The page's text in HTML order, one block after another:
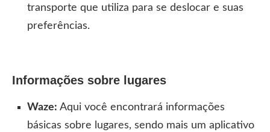
transporte que utiliza para se deslocar e suas
preferências.
Informações sobre lugares
Waze: Aqui você encontrará informações
básicas sobre lugares, sendo mais um aplicativo